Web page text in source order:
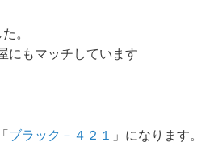
。
にもマッチしています
ブラック－４２１ 」になります。